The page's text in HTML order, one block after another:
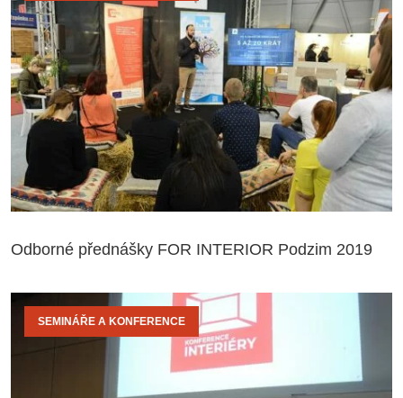
Odborné přednášky FOR INTERIOR Podzim 2019
SEMINÁŘE A KONFERENCE